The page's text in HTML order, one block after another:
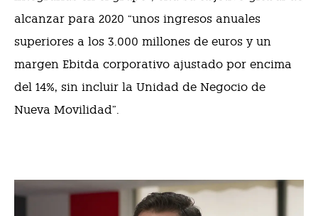
alcanzar para 2020 “unos ingresos anuales
superiores a los 3.000 millones de euros y un
margen Ebitda corporativo ajustado por encima
del 14%, sin incluir la Unidad de Negocio de
Nueva Movilidad”.